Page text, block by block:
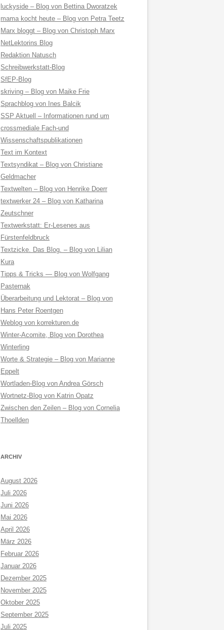
luckyside – Blog von Bettina Dworatzek
mama kocht heute – Blog von Petra Teetz
Marx bloggt – Blog von Christoph Marx
NetLektorins Blog
Redaktion Natusch
Schreibwerkstatt-Blog
SfEP-Blog
skriving – Blog von Maike Frie
Sprachblog von Ines Balcik
SSP Aktuell – Informationen rund um
crossmediale Fach-und
Wissenschaftspublikationen
Text im Kontext
Textsyndikat – Blog von Christiane
Geldmacher
Textwelten – Blog von Henrike Doerr
textwerker 24 – Blog von Katharina
Zeutschner
Textwerkstatt: Er-Lesenes aus
Fürstenfeldbruck
Textzicke. Das Blog. – Blog von Lilian
Kura
Tipps & Tricks — Blog von Wolfgang
Pasternak
Überarbeitung und Lektorat – Blog von
Hans Peter Roentgen
Weblog von korrekturen.de
Winter-Acomite, Blog von Dorothea
Winterling
Worte & Strategie – Blog von Marianne
Eppelt
Wortladen-Blog von Andrea Görsch
Wortnetz-Blog von Katrin Opatz
Zwischen den Zeilen – Blog von Cornelia
Thoellden
ARCHIV
August 2026
Juli 2026
Juni 2026
Mai 2026
April 2026
März 2026
Februar 2026
Januar 2026
Dezember 2025
November 2025
Oktober 2025
September 2025
Juli 2025